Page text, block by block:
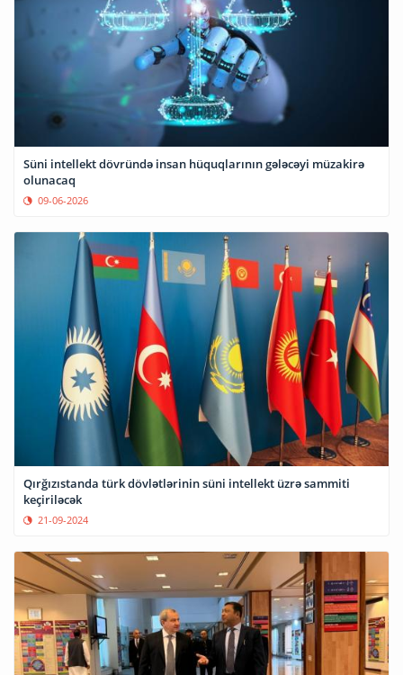
Süni intellekt dövründə insan hüquqlarının gələcəyi müzakirə
olunacaq
09-06-2026
Qırğızıstanda türk dövlətlərinin süni intellekt üzrə sammiti
keçiriləcək
21-09-2024